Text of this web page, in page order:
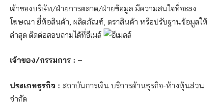
เจ้าของบริษัท/ฝ่ายการตลาด/ฝ่ายข้อมูล มีความสนใจที่จะลง
โฆษณา ยี่ห้อสินค้า, ผลิตภัณฑ์, ตราสินค้า หรือปรับฐานข้อมูลให้
ล่าสุด ติดต่อสอบถามได้ที่อีเมล์
เจ้าของ/กรรมการ : –
ประเภทธุรกิจ : สถาบันการเงิน บริการด้านธุรกิจ-ห้างหุ้นส่วน
จำกัด